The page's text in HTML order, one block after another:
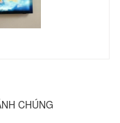
CHÚNG